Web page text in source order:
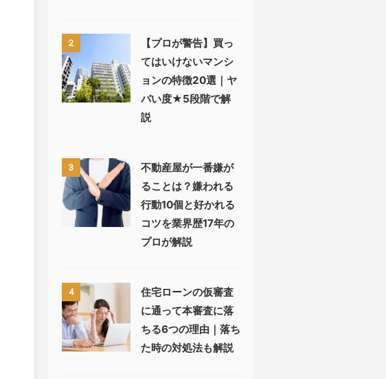
2
【プロが警告】買っ
てはいけないマンシ
ョンの特徴20選｜ヤ
バい度★5段階で解
説
3
不動産屋が一番嫌が
ることは？嫌われる
行動10個と好かれる
コツを業界歴17年の
プロが解説
4
住宅ローンの仮審査
に通って本審査に落
ちる6つの理由｜落ち
た時の対処法も解説